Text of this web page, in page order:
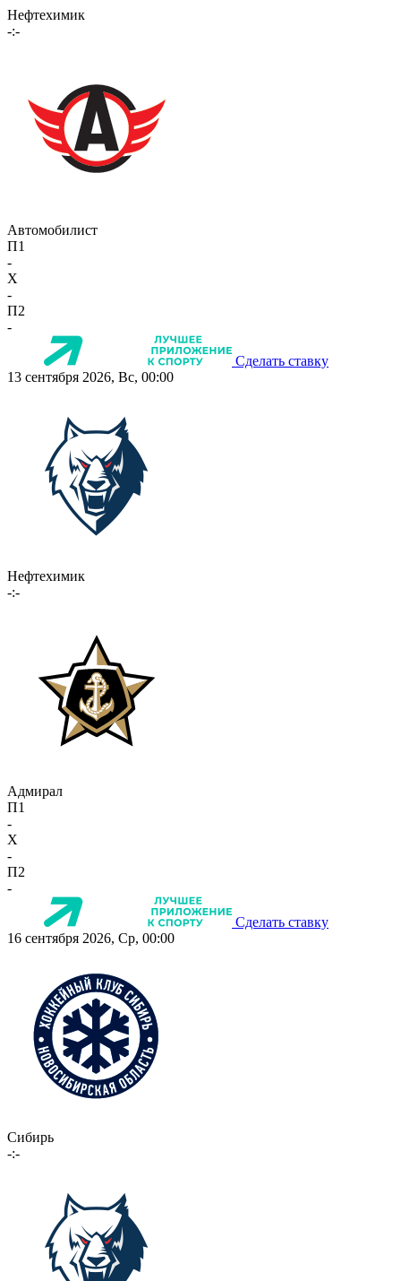
Нефтехимик
-:-
Автомобилист
П1
-
X
-
П2
-
Сделать ставку
13 сентября 2026, Вс, 00:00
Нефтехимик
-:-
Адмирал
П1
-
X
-
П2
-
Сделать ставку
16 сентября 2026, Ср, 00:00
Сибирь
-:-